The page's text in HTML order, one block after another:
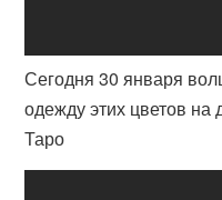
Сегодня 30 января
одежду этих цветов на
Таро